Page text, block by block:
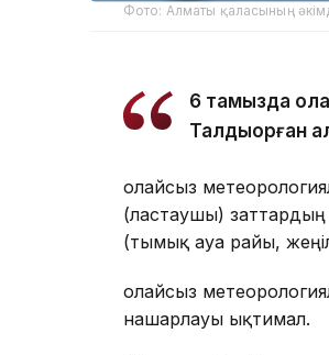
Фото: Алматы қаласының
6 тамызда
Талдықорған
Қолайсыз
(ластаушы)
(тымық ауа райы,
Қолайсыз
нашарлауы ықтимал.